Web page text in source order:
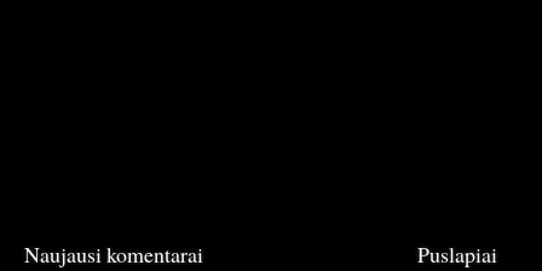
Naujausi komentarai Puslapiai